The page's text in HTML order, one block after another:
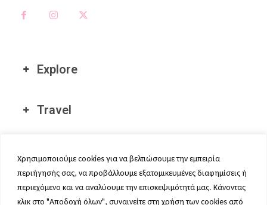
Χρησιμοποιούμε cookies για να βελτιώσουμε την εμπειρία
περιήγησής σας, να προβάλλουμε εξατομικευμένες διαφημίσεις ή
περιεχόμενο και να αναλύουμε την επισκεψιμότητά μας. Κάνοντας
κλικ στο "Αποδοχή όλων", συναινείτε στη χρήση των cookies από
Explore
Travel